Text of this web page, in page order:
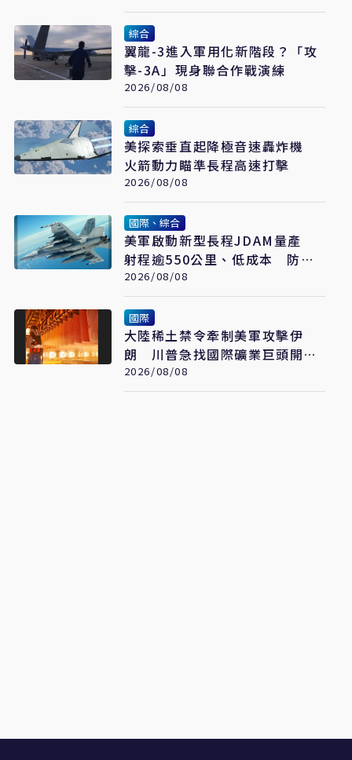
綜合
翼龍-3進入軍用化新階段？「攻
擊-3A」現身聯合作戰演練
2026/08/08
綜合
美探索垂直起降極音速轟炸機
火箭動力瞄準長程高速打擊
2026/08/08
國際、綜合
美軍啟動新型長程JDAM量產
射程逾550公里、低成本 防區
外打擊新利器
2026/08/08
國際
大陸稀土禁令牽制美軍攻擊伊
朗 川普急找國際礦業巨頭開會
反制
2026/08/08